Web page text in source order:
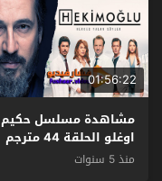
01:56:22
مشاهدة مسلسل حكيم
اوغلو الحلقة 44 مترجم
منذ 5 سنوات